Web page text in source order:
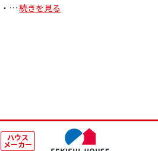
・ … 続きを見る
ハウス
メーカー